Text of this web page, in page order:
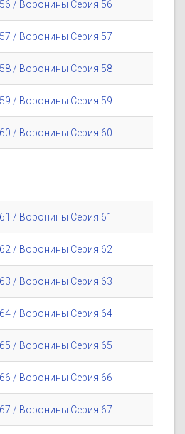
/ Воронины Серия 56
/ Воронины Серия 57
/ Воронины Серия 58
/ Воронины Серия 59
/ Воронины Серия 60
/ Воронины Серия 61
/ Воронины Серия 62
/ Воронины Серия 63
/ Воронины Серия 64
/ Воронины Серия 65
/ Воронины Серия 66
/ Воронины Серия 67